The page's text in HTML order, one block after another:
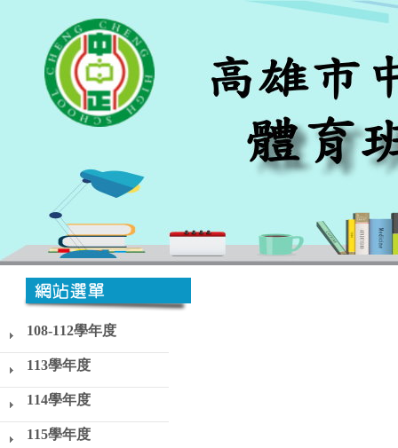
108-112學年度
113學年度
114學年度
115學年度